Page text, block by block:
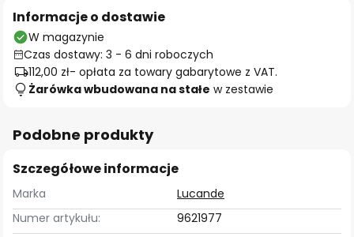
Informacje o dostawie
W magazynie
Czas dostawy: 3 - 6 dni roboczych
112,00 zł- opłata za towary gabarytowe z VAT.
Żarówka wbudowana na stałe w zestawie
Podobne produkty
Szczegółowe informacje
Marka
Lucande
Numer artykułu:
9621977